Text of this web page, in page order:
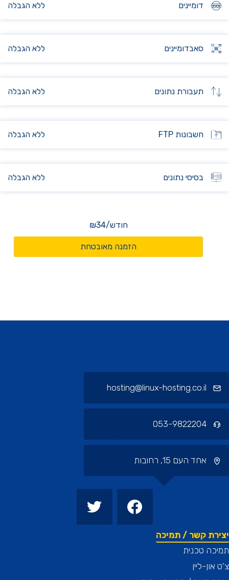
דומיינים ללא הגבלה
סאבדומיינים ללא הגבלה
תעבורת נתונים ללא הגבלה
חשבונות FTP ללא הגבלה
בסיסי נתונים ללא הגבלה
₪34/חודש
הזמנה מאובטחת
hosting@linux-hosting.co.il
053-9822204
אחד העם 15, רחובות
קשר / תמיכה
טכנית
ליין